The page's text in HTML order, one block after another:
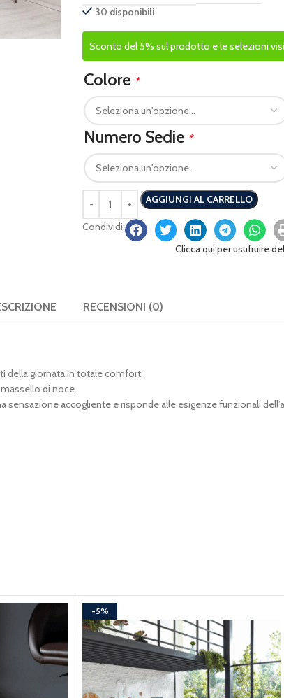
30 disponibili
Sconto del 5% sul prodotto e le selezioni
Colore *
Numero Sedie *
AGGIUNGI AL CARRELLO
Condividi:
Clicca qui per usufruire
RECENSIONI (0)
della giornata in totale comfort.
di noce.
accogliente e risponde alle esigenze funzionali
-5%